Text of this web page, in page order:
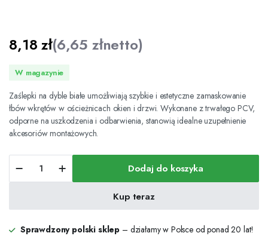
8,18zł(6,65 złnetto)
W magazynie
Zaślepki na dyble białe umożliwiają szybkie i estetyczne zamaskowanie
łbów wkrętów w ościeżnicach okien i drzwi. Wykonane z trwałego PCV,
odporne na uszkodzenia i odbarwienia, stanowią idealne uzupełnienie
akcesoriów montażowych.
dyble
ilość
Dodaj do koszyka
Kup teraz
Sprawdzony polski sklep – działamy w Polsce od ponad 20 lat!